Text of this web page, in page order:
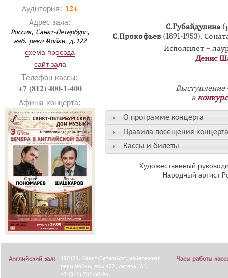
Аудитория: 12+
Адрес зала:
Россия, Санкт-Петербург,
наб. реки Мойки, д.122
схема проезда
сайт зала
Телефон кассы:
+7 (812) 400-1-400
Афиша концерта:
С.Губайдулина
С.Прокофьев (1891-1953).
Исполняет –
Денис
Выступление
в
О программе концерта
Правила посещения
Кассы и билеты
Художественный
Народный артист
Английский зал:
190121, Санкт-Петербург, набережная
реки Мойки, дом 122, литера "А".
+7 (812) 702-60-96
Часы работы